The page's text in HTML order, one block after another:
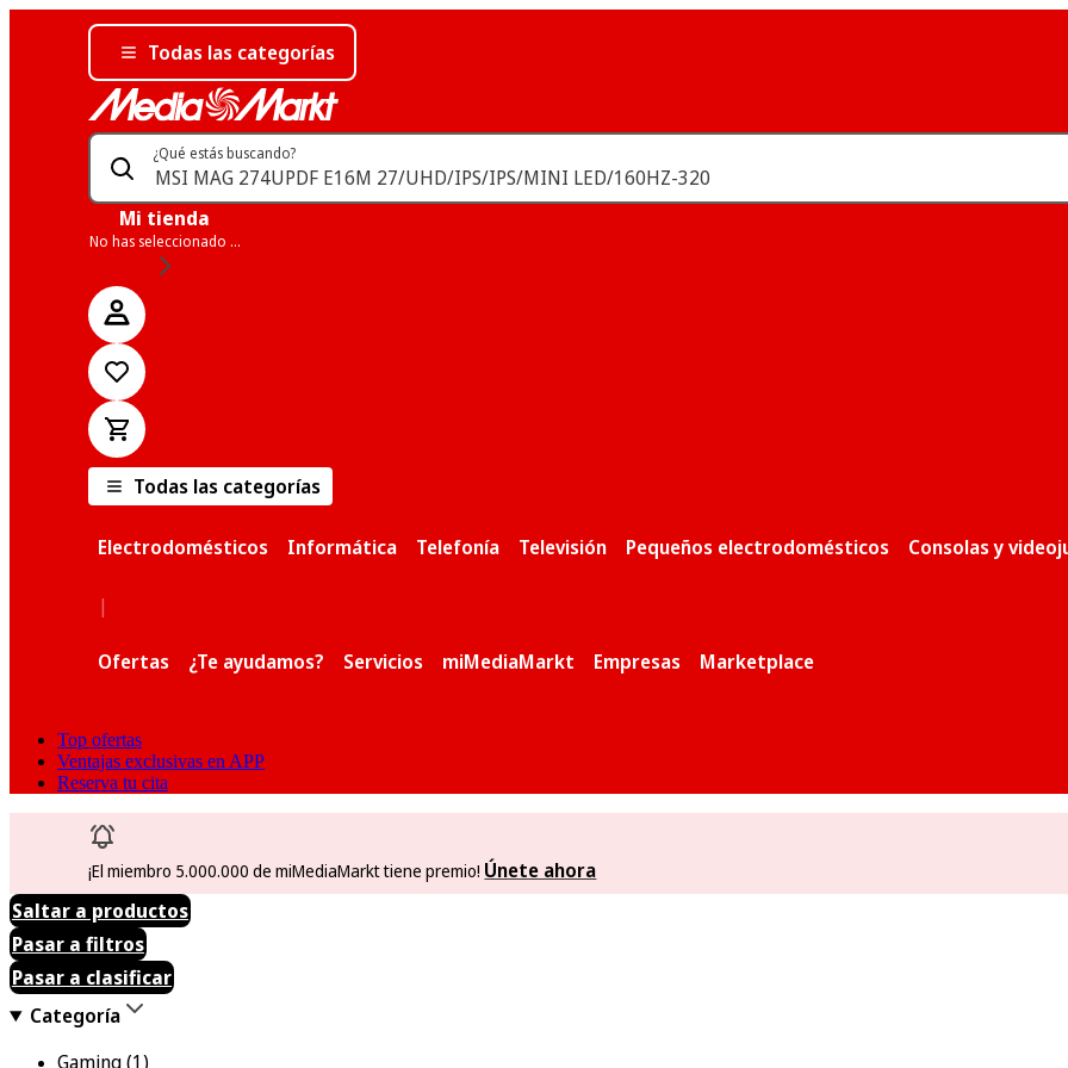
Todas las categorías
¿Qué estás buscando?
Mi tienda
No has seleccionado una tienda
Todas las categorías
Electrodomésticos Informática Telefonía Televisión Pequeños electrodomésticos Consolas y
|
Ofertas ¿Te ayudamos? Servicios miMediaMarkt Empresas Marketplace
Top ofertas
Ventajas exclusivas en APP
Reserva tu cita
¡El miembro 5.000.000 de miMediaMarkt tiene premio! Únete ahora
Saltar a productos
Pasar a filtros
Pasar a clasificar
Categoría
Gaming(1)